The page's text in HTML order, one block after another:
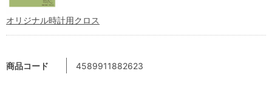
商品コード 4589911882623
オリジナル時計用クロス